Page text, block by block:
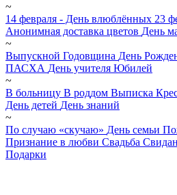
~
14 февраля - День влюблённых 23
Анонимная доставка цветов День
~
Выпускной Годовщина День
ПАСХА День учителя Юбилей
~
В больницу В роддом Выписка
День детей День знаний
~
По случаю «скучаю» День семьи
Признание в любви Свадьба
Подарки